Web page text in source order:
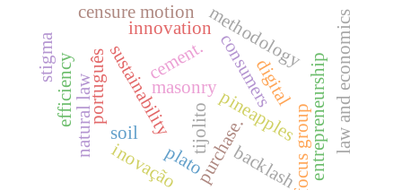
sustainability tijolito
masonry
soil
cement.
pineapples
consumers
purchase. focus group
inovação
português entrepreneurship
methodology
innovation
censure motion
backlash
natural law
plato
efficiency law and economics
digital
stigma